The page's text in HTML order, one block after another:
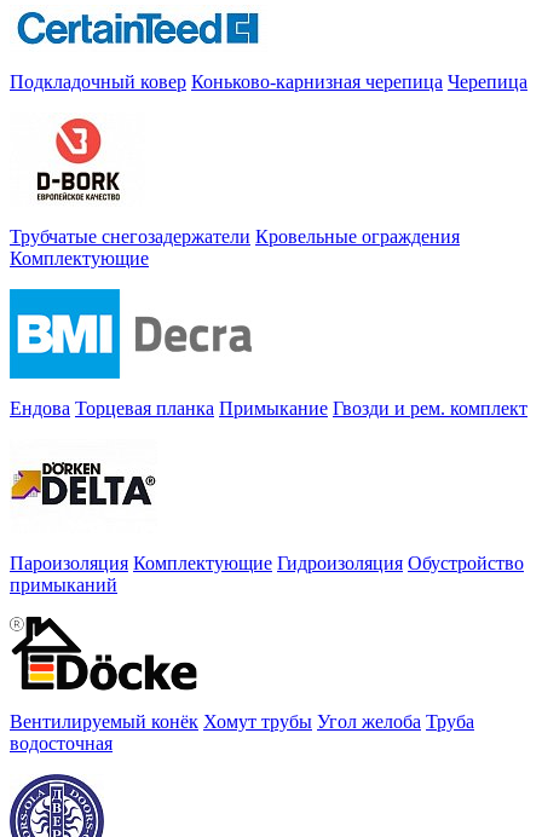
Подкладочный ковер Коньково-карнизная черепица Черепица
Трубчатые снегозадержатели Кровельные ограждения
Комплектующие
Ендова Торцевая планка Примыкание Гвозди и рем. комплект
Пароизоляция Комплектующие Гидроизоляция Обустройство
примыканий
Вентилируемый конёк Хомут трубы Угол желоба Труба
водосточная